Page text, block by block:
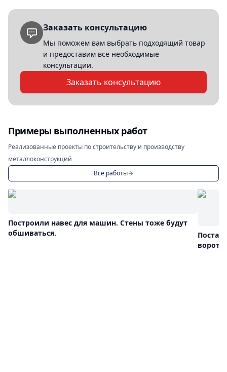
Заказать консультацию
Мы поможем вам выбрать подходящий товар
и предоставим все необходимые
консультации.
Заказать консультацию
Примеры выполненных работ
Реализованные проекты по строительству и производству
металлоконструкций
Все работы
Построили навес для машин. Стены тоже будут
обшиваться.